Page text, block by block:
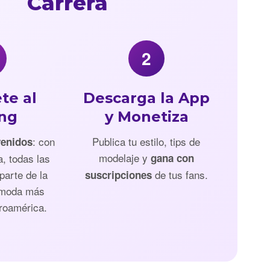
al
: con
todas las
de la
más
2
Descarga la App
y Monetiza
Publica tu estilo, tips de
modelaje ygana con
suscripciones de tus fans.